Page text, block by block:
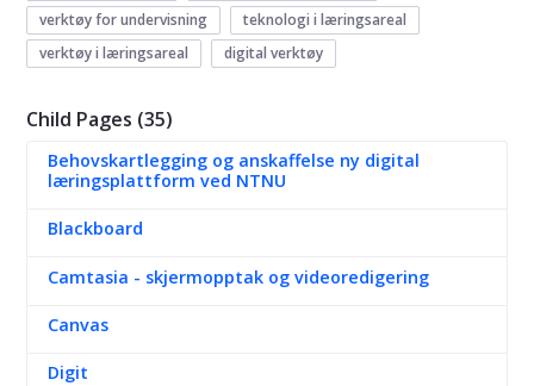
verktøy for undervisning
teknologi i læringsareal
verktøy i læringsareal
digital verktøy
Child Pages (35)
Behovskartlegging og anskaffelse ny digital
læringsplattform ved NTNU
Blackboard
Camtasia - skjermopptak og videoredigering
Canvas
Digit